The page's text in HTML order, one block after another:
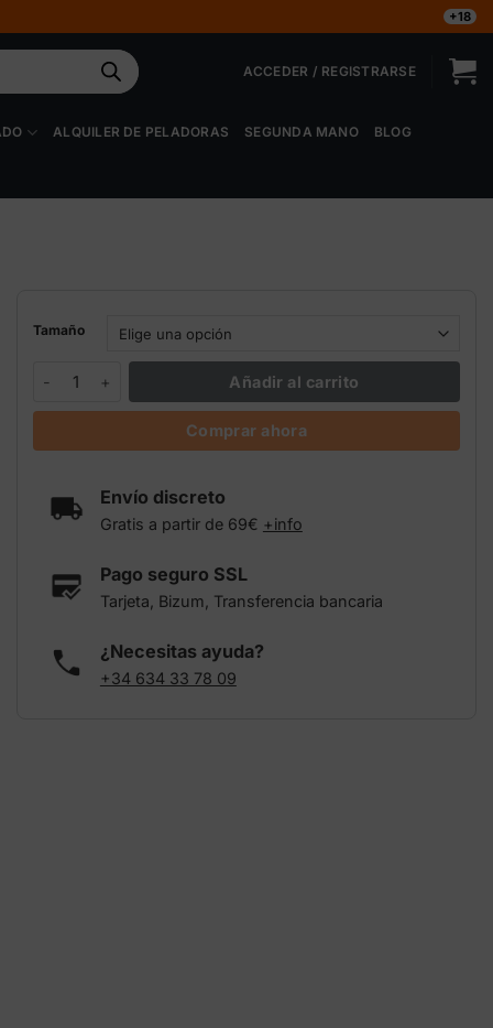
+18
ACCEDER / REGISTRARSE
ALQUILER DE PELADORAS SEGUNDA MANO BLOG
Tamaño
Añadir al carrito
Comprar ahora
Envío discreto
Gratis a partir de 69€ +info
Pago seguro SSL
Tarjeta, Bizum, Transferencia bancaria
¿Necesitas ayuda?
+34 634 33 78 09